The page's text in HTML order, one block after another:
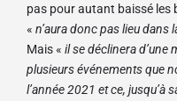
pas pour autant baissé les
« n’aura donc pas lieu dans
Mais « il se déclinera d’une
plusieurs événements que
l’année 2021 et ce,